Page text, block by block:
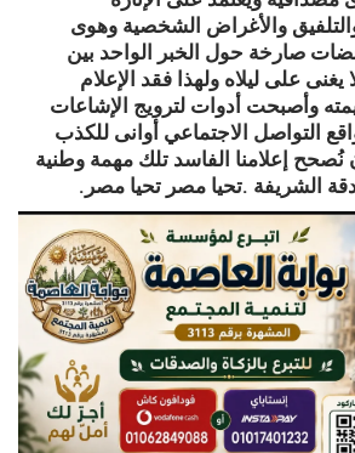
والأغراض الشخصية وهوى
صارخة حول الخبر الواحد بين
على ليلاه ولهذا فقد الإعلام
وأصبحت أدوات لترويج الإشاعات
التواصل الاجتماعي أوانى للكذب
نُصحح إعلامنا الفاسد تلك مهمة وطنية
الشريفة .تحيا مصر تحيا مصر.